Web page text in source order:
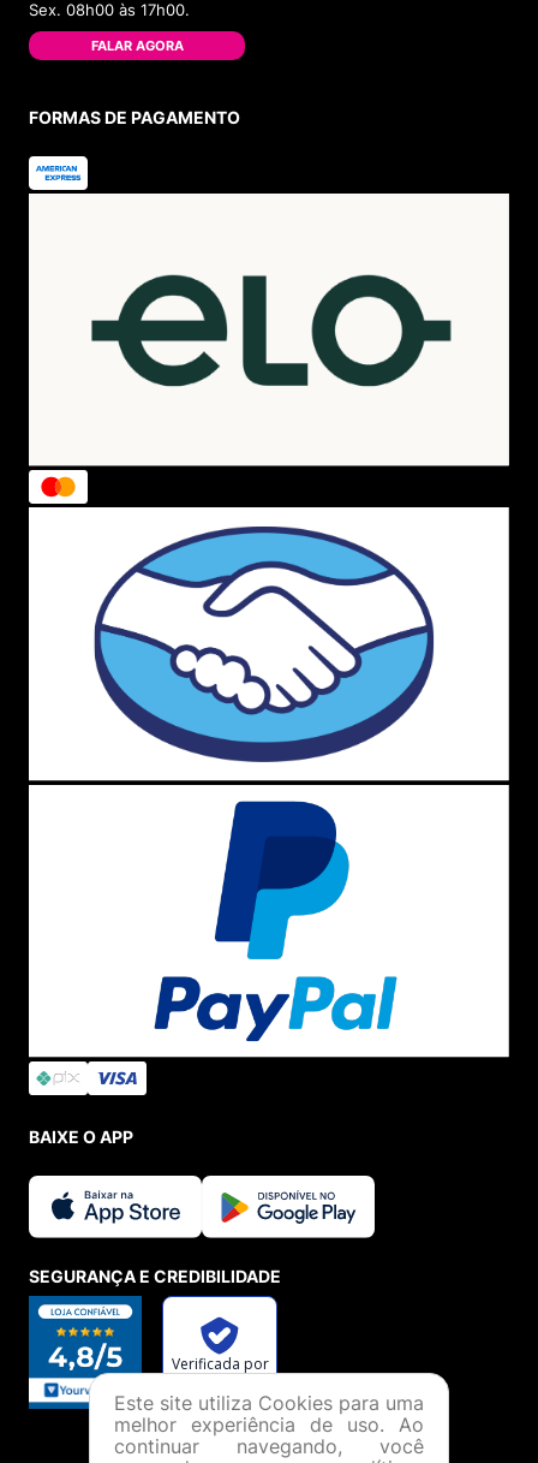
Sex. 08h00 às 17h00.
FALAR AGORA
FORMAS DE PAGAMENTO
BAIXE O APP
SEGURANÇA E CREDIBILIDADE
Este site utiliza Cookies para uma
melhor experiência de uso. Ao
continuar navegando, você